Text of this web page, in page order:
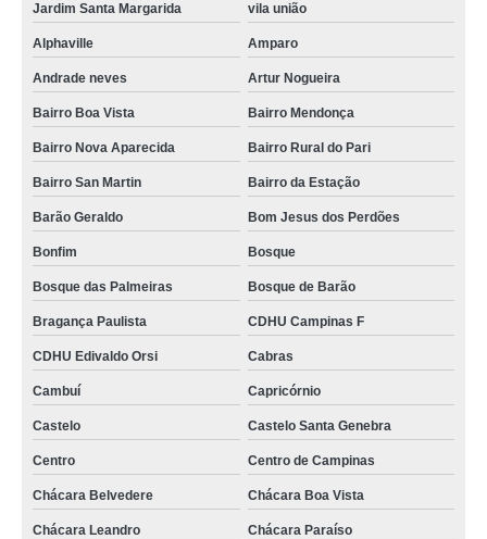
Jardim Santa Margarida vila união
Alphaville Amparo
Andrade neves Artur Nogueira
Bairro Boa Vista Bairro Mendonça
Bairro Nova Aparecida Bairro Rural do Pari
Bairro San Martin Bairro da Estação
Barão Geraldo Bom Jesus dos Perdões
Bonfim Bosque
Bosque das Palmeiras Bosque de Barão
Bragança Paulista CDHU Campinas F
CDHU Edivaldo Orsi Cabras
Cambuí Capricórnio
Castelo Castelo Santa Genebra
Centro Centro de Campinas
Chácara Belvedere Chácara Boa Vista
Chácara Leandro Chácara Paraíso